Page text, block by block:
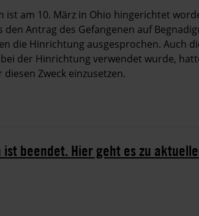
ist am 10. März in Ohio hingerichtet
den Antrag des Gefangenen auf
die Hinrichtung ausgesprochen. Auch
der Hinrichtung verwendet wurde,
Zweck einzusetzen.
ist beendet. Hier geht es zu